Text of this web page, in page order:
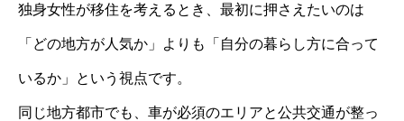
独身女性が移住を考えるとき、最初に押さえたいのは
「どの地方が人気か」よりも「自分の暮らし方に合って
いるか」という視点です。
同じ地方都市でも、車が必須のエリアと公共交通が整っ